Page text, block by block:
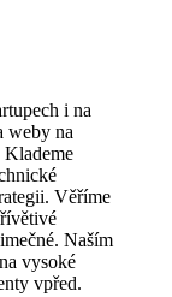
i na
weby na
Věříme
Naším
vysoké
vpřed.